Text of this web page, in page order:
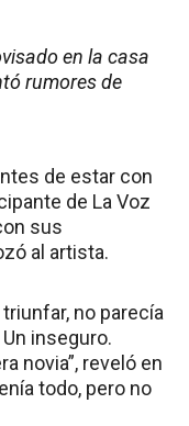
en la casa
rumores de
de estar con
de La Voz
sus
al artista.
no parecía
inseguro.
novia”, reveló en
todo, pero no